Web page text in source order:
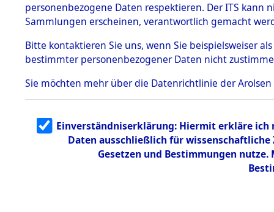
5.3
Todesmärsche
5.3.1 Alliierte
Erhebungen
zu
Todesmärsch
en
5.3.2
g
5.3.3
Todesmärsch
personenbezogene Daten respektieren. Der ITS
Sammlungen erscheinen, verantwortlich gemacht
Bitte kontaktieren Sie uns, wenn Sie beispielsweiser
bestimmter personenbezogener Daten nicht
Sie möchten mehr über die Datenrichtlinie der Arolsen
Einverständniserklärung: Hiermit erkläre ich
Daten ausschließlich für
Gesetzen und Bestimmungen